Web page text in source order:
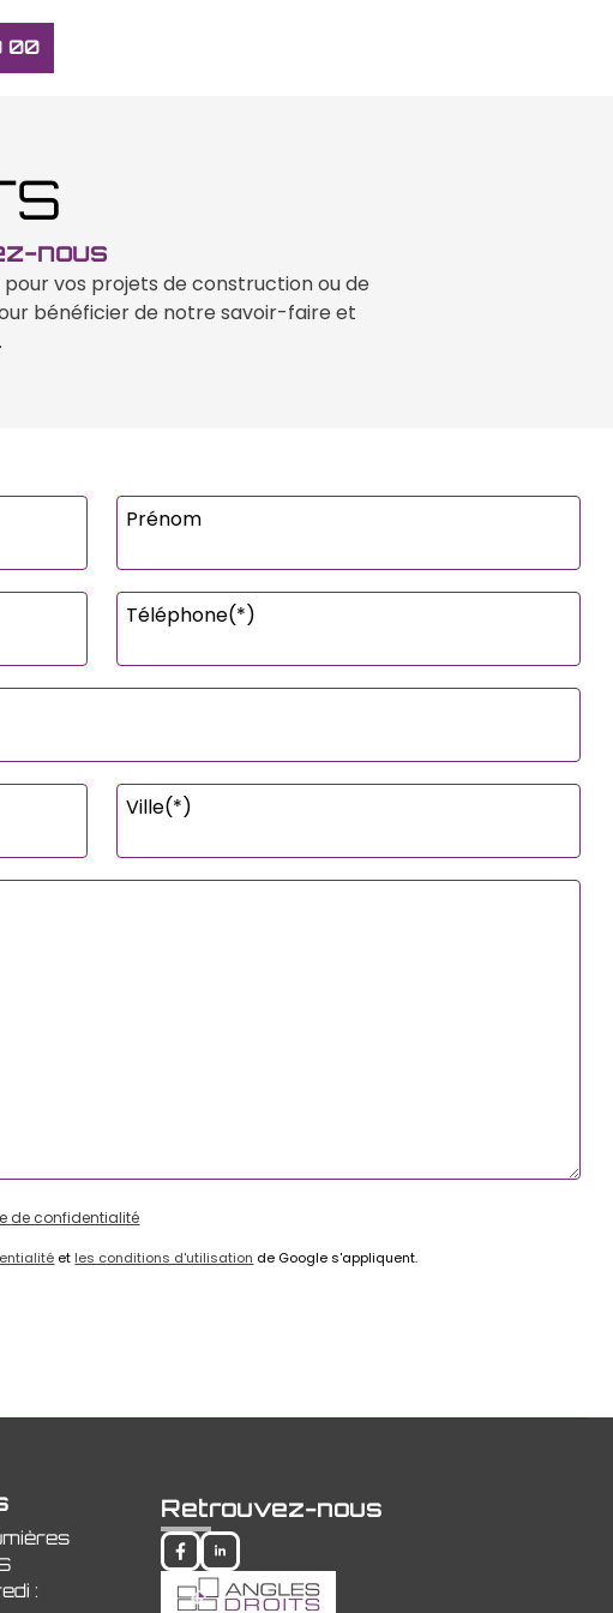
00
nous
vos projets de construction ou de
bénéficier de notre savoir-faire et
Prénom
Téléphone(*)
Ville(*)
de confidentialité
et les conditions d'utilisation de Google s'appliquent.
:
Retrouvez-nous